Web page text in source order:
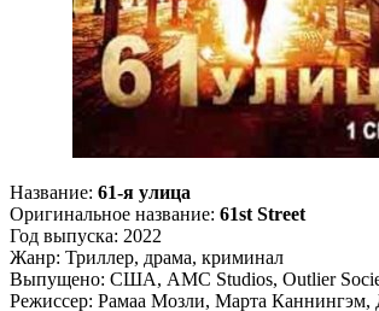
Название: 61-я улица
Оригинальное название: 61st Street
Год выпуска: 2022
Жанр: Триллер, драма, криминал
Выпущено: США, AMC Studios, Outlier
Режиссер: Рамаа Мозли, Марта Каннингэм,